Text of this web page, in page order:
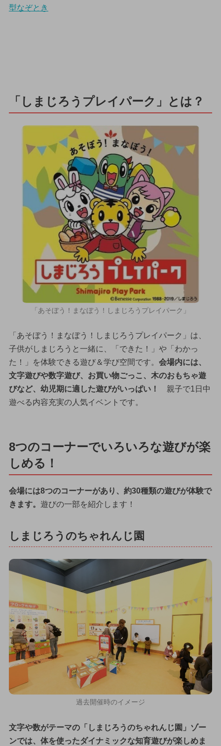
型なぞとき
「しまじろうプレイパーク」とは？
「あそぼう！まなぼう！しまじろうプレイパーク」
「あそぼう！まなぼう！しまじろうプレイパーク」は、
子供がしまじろうと一緒に、「できた！」や「わかっ
た！」を体験できる遊び＆学び空間です。 会場内には、
文字遊びや数字遊び、お買い物ごっこ、木のおもちゃ遊
びなど、幼児期に適した遊びがいっぱい！
親子で1日中
遊べる内容充実の人気イベントです。
8つのコーナーでいろいろな遊びが楽
しめる！
会場には8つのコーナーがあり、約30種類の遊びが体験で
きます。 遊びの一部を紹介します！
しまじろうのちゃれんじ園
過去開催時のイメージ
文字や数がテーマの「しまじろうのちゃれんじ園」ゾー
ンでは、体を使ったダイナミックな知育遊びが楽しめま